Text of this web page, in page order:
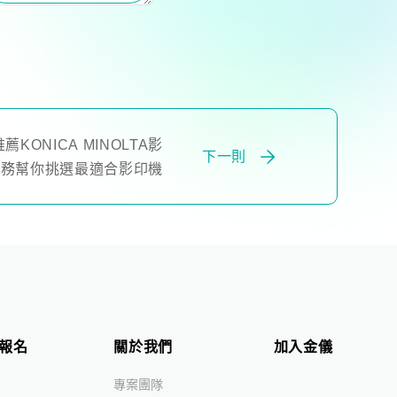
KONICA MINOLTA影
幫你挑選最適合影印機
下一則
名 關於我們
專案團隊
加入金儀